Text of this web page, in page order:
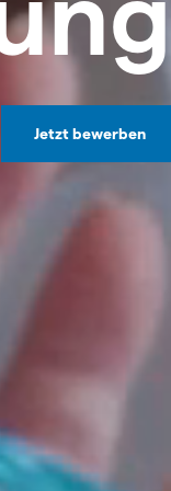
Jetzt bewerben